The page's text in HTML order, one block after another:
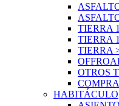
TIERRA
TIERRA
TIERRA
OTROS
HABITÁCULO